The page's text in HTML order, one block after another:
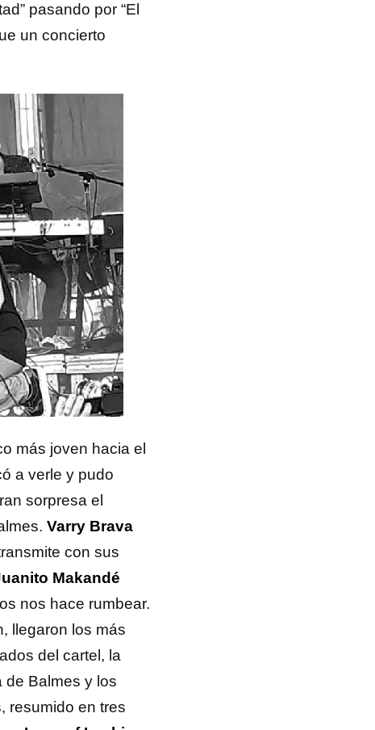
pasando por “El
un concierto
más joven hacia el
a verle y pudo
sorpresa el
Varry Brava
con sus
Makandé
nos hace rumbear.
llegaron los más
del cartel, la
de Balmes y los
resumido en tres